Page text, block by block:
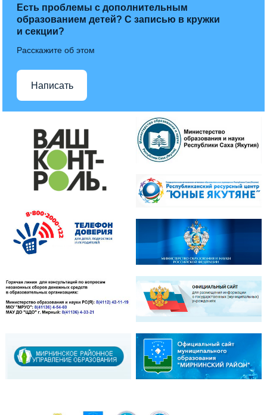
Есть проблемы с дополнительным
образованием детей? С записью в кружки
и секции?
Расскажите об этом
Написать